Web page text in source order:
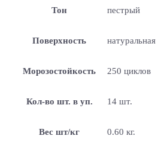
Тон пестрый
Поверхность натуральная
Морозостойкость 250 циклов
Кол-во шт. в уп. 14 шт.
Вес шт/кг 0.60 кг.